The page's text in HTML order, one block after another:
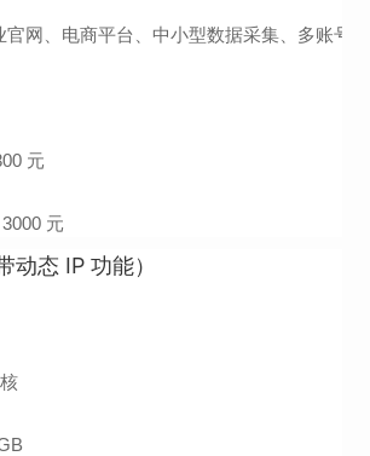
官网、电商平台、中小型数据采集、多账号
元
元
动态 IP 功能）